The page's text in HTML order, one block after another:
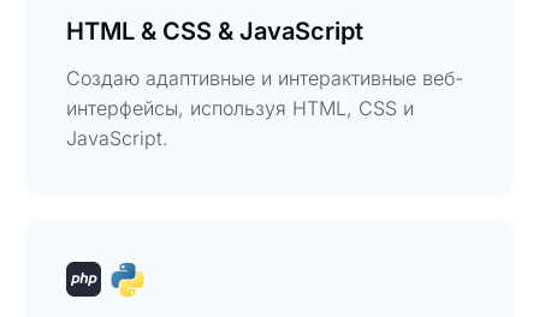
HTML & CSS & JavaScript
Создаю адаптивные и интерактивные веб-
интерфейсы, используя HTML, CSS и
JavaScript.